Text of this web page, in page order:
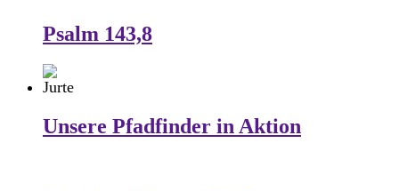
Psalm 143,8
Unsere Pfadfinder in Aktion